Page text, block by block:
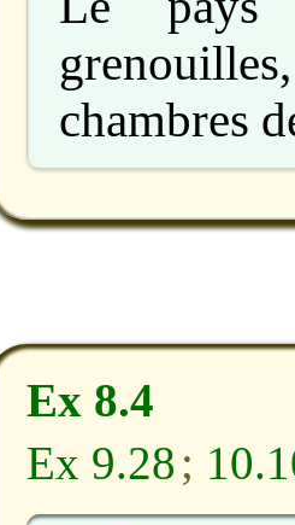
chambres
Ex 8.4
Ex 9.28;